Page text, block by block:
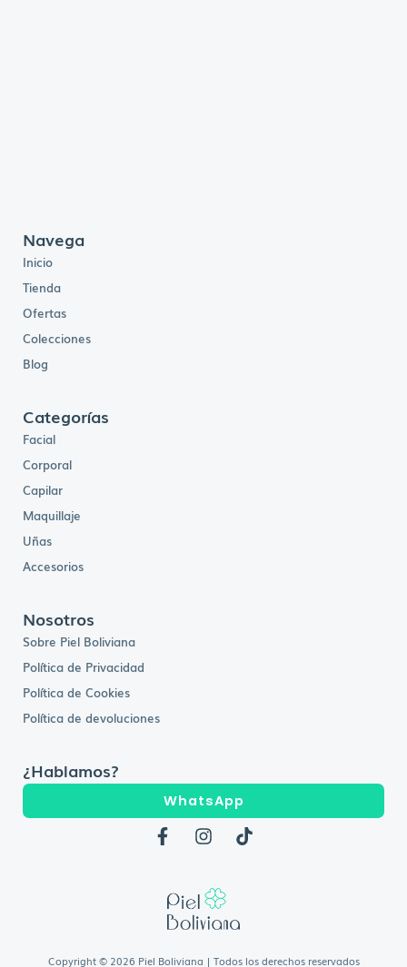
Navega
Inicio
Tienda
Ofertas
Colecciones
Blog
Categorías
Facial
Corporal
Capilar
Maquillaje
Uñas
Accesorios
Nosotros
Sobre Piel Boliviana
Política de Privacidad
Política de Cookies
Política de devoluciones
¿Hablamos?
WhatsApp
F
a
b
o
o
k
I
n
a
g
r
a
T
i
Copyright © 2026 Piel Boliviana | Todos los derechos reservados